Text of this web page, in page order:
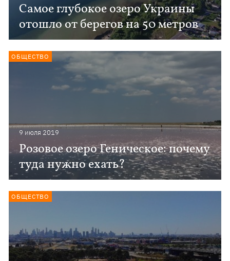
Самое глубокое озеро Украины
отошло от берегов на 50 метров
9 июля 2019
Розовое озеро Геническое: почему
туда нужно ехать?
ОБЩЕСТВО
ОБЩЕСТВО